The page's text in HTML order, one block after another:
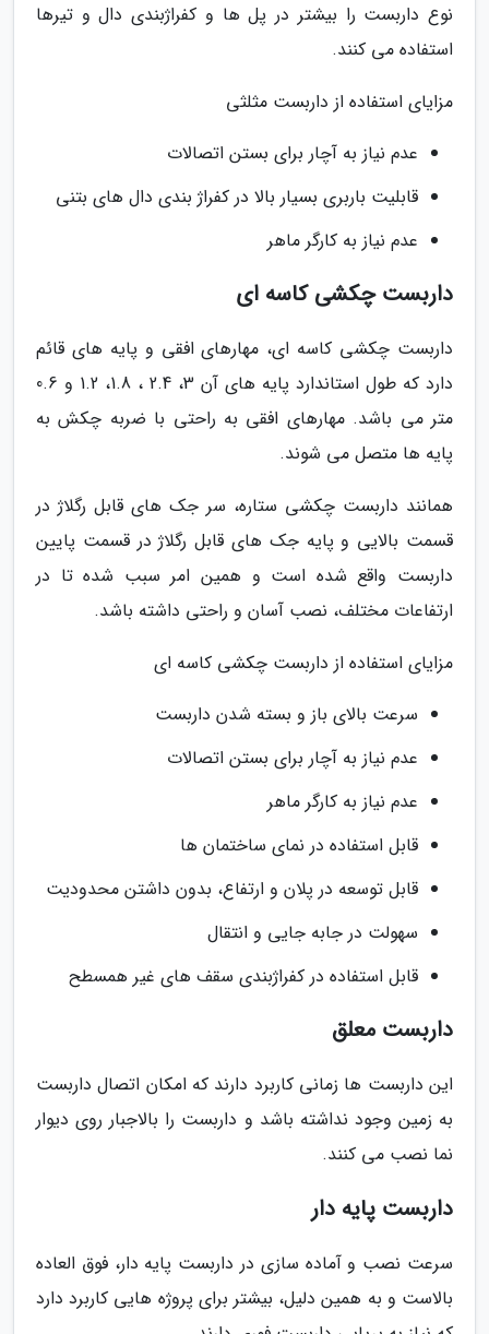
نوع داربست را بیشتر در پل ها و کفراژبندی دال و تیرها
استفاده می کنند.
مزایای استفاده از داربست مثلثی
عدم نیاز به آچار برای بستن اتصالات
قابلیت باربری بسیار بالا در کفراژ بندی دال های بتنی
عدم نیاز به کارگر ماهر
داربست چکشی کاسه ای
داربست چکشی کاسه ای، مهارهای افقی و پایه های قائم
دارد که طول استاندارد پایه های آن 3، 2.4 ، 1.8، 1.2 و 0.6
متر می باشد. مهارهای افقی به راحتی با ضربه چکش به
پایه ها متصل می شوند.
همانند داربست چکشی ستاره، سر جک های قابل رگلاژ در
قسمت بالایی و پایه جک های قابل رگلاژ در قسمت پایین
داربست واقع شده است و همین امر سبب شده تا در
ارتفاعات مختلف، نصب آسان و راحتی داشته باشد.
مزایای استفاده از داربست چکشی کاسه ای
سرعت بالای باز و بسته شدن داربست
عدم نیاز به آچار برای بستن اتصالات
عدم نیاز به کارگر ماهر
قابل استفاده در نمای ساختمان ها
قابل توسعه در پلان و ارتفاع، بدون داشتن محدودیت
سهولت در جابه جایی و انتقال
قابل استفاده در کفراژبندی سقف های غیر همسطح
داربست معلق
این داربست ها زمانی کاربرد دارند که امکان اتصال داربست
به زمین وجود نداشته باشد و داربست را بالاجبار روی دیوار
نما نصب می کنند.
داربست پایه دار
سرعت نصب و آماده سازی در داربست پایه دار، فوق العاده
بالاست و به همین دلیل، بیشتر برای پروژه هایی کاربرد دارد